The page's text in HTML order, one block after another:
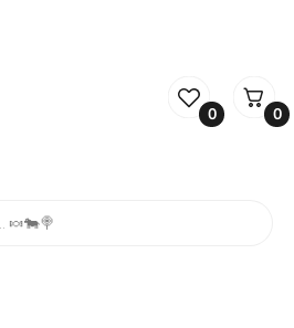
0 0